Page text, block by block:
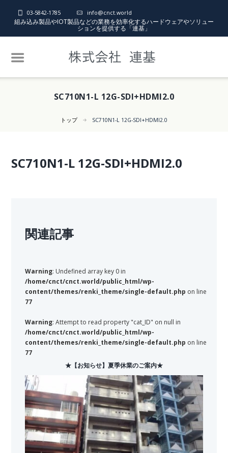
03-5842-1785 info@cnct.world
組み込み製品やIOT製品などの業務を効率化するハードウェアやソリュー
ションを提供する「連基」
SC710N1-L 12G-SDI+HDMI2.0
トップ SC710N1-L 12G-SDI+HDMI2.0
SC710N1-L 12G-SDI+HDMI2.0
関連記事
Warning: Undefined array key 0 in
/home/cnct/cnct.world/public_html/wp-
content/themes/renki_theme/single-default.php on line
77
Warning: Attempt to read property "cat_ID" on null in
/home/cnct/cnct.world/public_html/wp-
content/themes/renki_theme/single-default.php on line
77
★【お知らせ】夏季休業のご案内★